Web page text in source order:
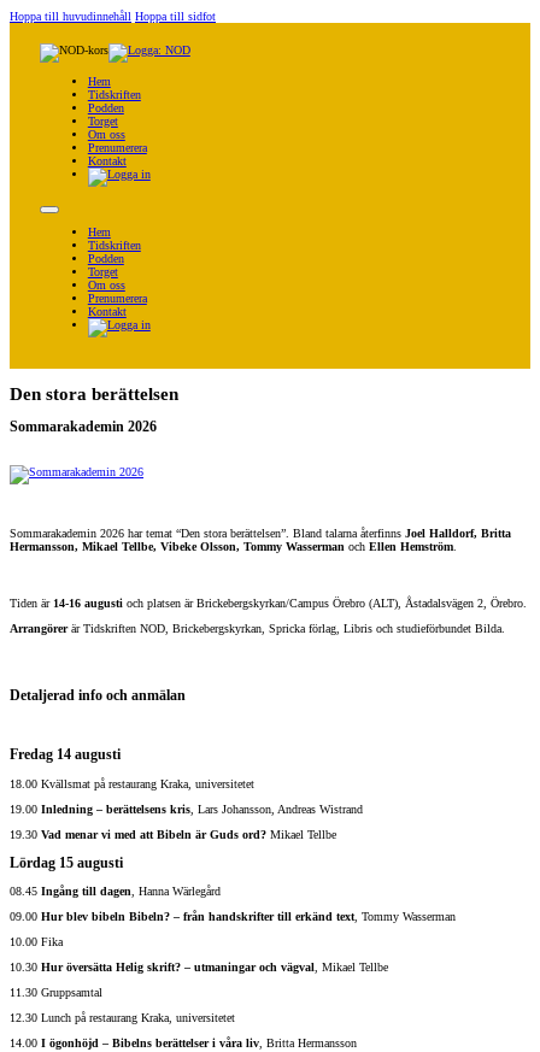
Hoppa till huvudinnehåll Hoppa till sidfot
Hem
Tidskriften
Podden
Torget
Om oss
Prenumerera
Kontakt
Hem
Tidskriften
Podden
Torget
Om oss
Prenumerera
Kontakt
Den stora berättelsen
Sommarakademin 2026
Sommarakademin 2026 har temat “Den stora berättelsen”. Bland talarna återfinns Joel Halldorf, Britta
Hermansson, Mikael Tellbe, Vibeke Olsson, Tommy Wasserman och Ellen Hemström
Tiden är 14-16 augusti och platsen är Brickebergskyrkan/Campus Örebro (ALT), Åstadalsvägen 2, Örebro.
Arrangörerär Tidskriften NOD, Brickebergskyrkan, Spricka förlag, Libris och studieförbundet Bilda.
Detaljerad info och anmälan
Fredag 14 augusti
18.00 Kvällsmat på restaurang Kraka, universitetet
19.00 Inledning – berättelsens kris , Lars Johansson, Andreas Wistrand
19.30 Vad menar vi med att Bibeln är Guds ord? Mikael Tellbe
Lördag 15 augusti
08.45 Ingång till dagen, Hanna Wärlegård
09.00 Hur blev bibeln Bibeln? – från handskrifter till erkänd text, Tommy Wasserman
10.00 Fika
10.30 Hur översätta Helig skrift? – utmaningar och vägval, Mikael Tellbe
11.30 Gruppsamtal
12.30 Lunch på restaurang Kraka, universitetet
14.00 I ögonhöjd – Bibelns berättelser i våra liv, Britta Hermansson